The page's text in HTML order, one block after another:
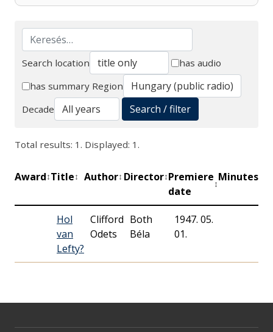
Search
Search location
has audio
has summary Region
Decade
Search / filter
Total results: 1. Displayed: 1.
Award↕Title↕ Author↕ Director↕Premiere
date
↕
Minutes
Hol
van
Lefty?
Clifford
Odets
Both
Béla
1947. 05.
01.